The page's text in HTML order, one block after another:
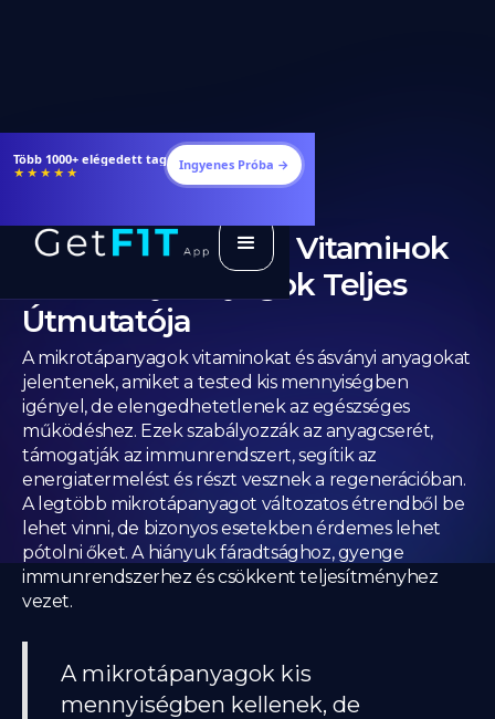
★★★★★ Ingyenes Próba →
Mikrotápanyagok: Vitamінok
és Ásványi Anyagok Teljes
Útmutatója
A mikrotápanyagok vitaminokat és ásványi anyagokat
jelentenek, amiket a tested kis mennyiségben
igényel, de elengedhetetlenek az egészséges
működéshez. Ezek szabályozzák az anyagcserét,
támogatják az immunrendszert, segítik az
energiatermelést és részt vesznek a regenerációban.
A legtöbb mikrotápanyagot változatos étrendből be
lehet vinni, de bizonyos esetekben érdemes lehet
pótolni őket. A hiányuk fáradtsághoz, gyenge
immunrendszerhez és csökkent teljesítményhez
vezet.
A mikrotápanyagok kis
mennyiségben kellenek, de